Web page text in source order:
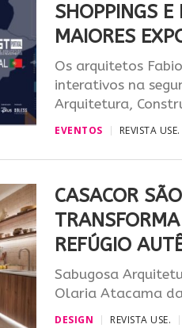
SHOPPINGS
MAIORES
Os arquitetos
interativos na
Arquitetura,
EVENTOS REVISTA USE.
CASACOR
REFÚGIO
Sabugosa
Olaria Atacama
DESIGN REVISTA USE.